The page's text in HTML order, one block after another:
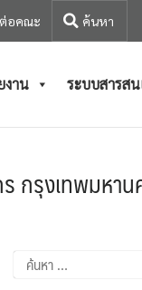
อคณะ
งาน ระบบสารส
กรุงเทพมหา